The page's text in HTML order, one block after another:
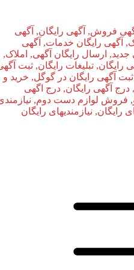
فروش, آگهی رایگان, آگهی
آگهی رایگان خدمات, آگهی
ارسال رایگان آگهی, املاک,
رایگان, تبلیغات رایگان, ثبت آگهی
آگهی رایگان در گوگل, خرید و
آگهی رایگان, درج اگهی
فروش لوازم دست دوم, نیازمندی
نیازمندیهای رایگان